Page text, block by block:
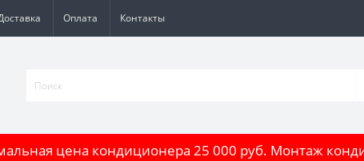
Оплата Контакты
цена кондиционера 25 000 руб. Монтаж